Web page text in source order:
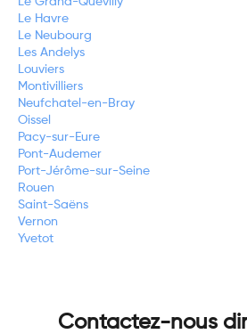
Le Havre
Le Neubourg
Les Andelys
Louviers
Montivilliers
Neufchatel-en-Bray
Oissel
Pacy-sur-Eure
Pont-Audemer
Port-Jérôme-sur-Seine
Rouen
Saint-Saëns
Vernon
Yvetot
Contactez-nous